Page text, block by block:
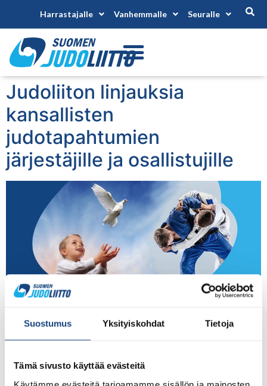
Suostumus Yksityiskohdat Tietoja
Tämä sivusto käyttää evästeitä
Harrastajalle Vanhemmalle Seuralle
Judoliiton linjauksia
kansallisten
judotapahtumien
järjestäjille ja osallistujille
Judoliitto määrittelee Ukrainan sotatilanteesta johtuen
noudattavat Olympiakomitean tekemää linjausta. –
”Judokisojen järjestäjiltä on tullut kyselyjä, kuinka
ja valko-venäläisten osallistujien suhteen. Judoliitto